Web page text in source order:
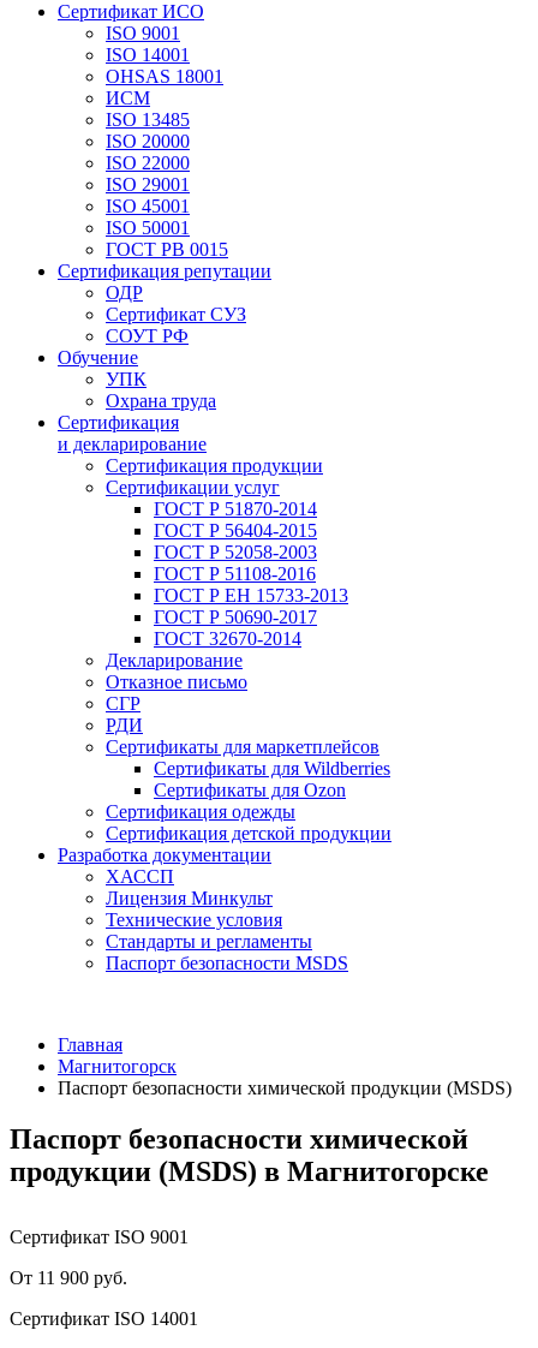
Сертификат ИСО
ISO 9001
ISO 14001
OHSAS 18001
ИСМ
ISO 13485
ISO 20000
ISO 22000
ISO 29001
ISO 45001
ISO 50001
ГОСТ РВ 0015
Сертификация репутации
ОДР
Сертификат СУЗ
СОУТ РФ
Обучение
УПК
Охрана труда
Сертификация
и декларирование
Сертификация продукции
Сертификации услуг
ГОСТ Р 51870-2014
ГОСТ Р 56404-2015
ГОСТ Р 52058-2003
ГОСТ Р 51108-2016
ГОСТ Р ЕН 15733-2013
ГОСТ Р 50690-2017
ГОСТ 32670-2014
Декларирование
Отказное письмо
СГР
РДИ
Сертификаты для маркетплейсов
Сертификаты для Wildberries
Сертификаты для Ozon
Сертификация одежды
Сертификация детской продукции
Разработка документации
ХАССП
Лицензия Минкульт
Технические условия
Стандарты и регламенты
Паспорт безопасности MSDS
Главная
Магнитогорск
Паспорт безопасности химической продукции (MSDS)
Паспорт безопасности химической
продукции (MSDS) в Магнитогорске
Сертификат ISO 9001
От 11 900 руб.
Сертификат ISO 14001